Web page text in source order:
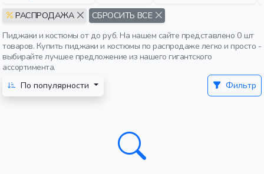
РАСПРОДАЖА
СБРОСИТЬ ВСЕ
Пиджаки и костюмы от до руб. На нашем сайте представлено 0 шт
товаров. Купить пиджаки и костюмы по распродаже легко и просто -
выбирайте лучшее предложение из нашего гигантского
ассортимента.
По популярности
Фильтр